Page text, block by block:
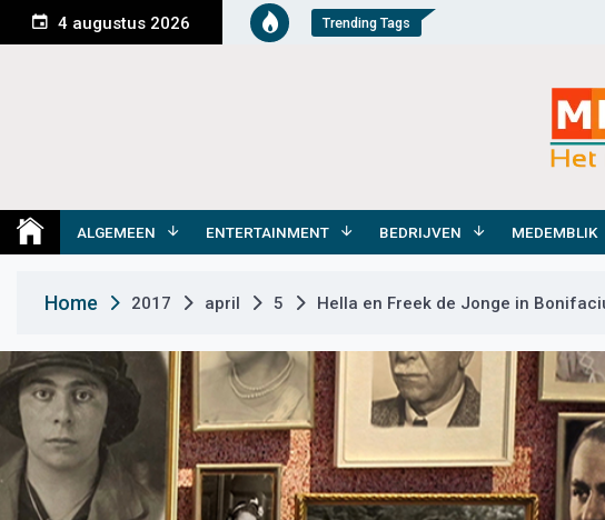
n
e
4 augustus 2026 Trending Tags
Medemblik Actueel
ALGEMEEN ENTERTAINMENT BEDRIJVEN MEDEMBLIK
Home 2017 april 5 Hella en Freek de Jonge in